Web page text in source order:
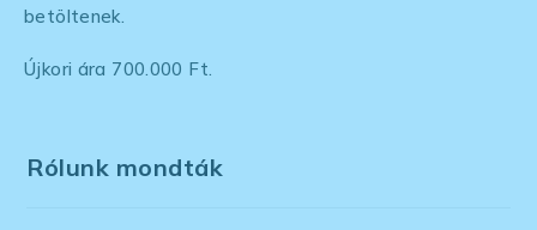
betöltenek.
Újkori ára 700.000 Ft.
Rólunk mondták